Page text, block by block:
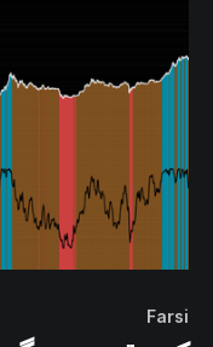
Farsi